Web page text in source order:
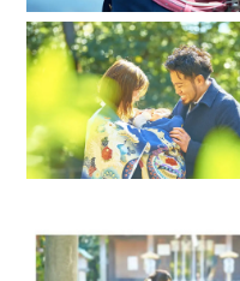
項に全てご回答お願い致し
❇︎早急に日程の確認をご希
・ご希望の日時
・場所
・撮影内容
・撮影に来られる人数
上記5を記載の上ご連絡を
質問事項に全てお答え頂